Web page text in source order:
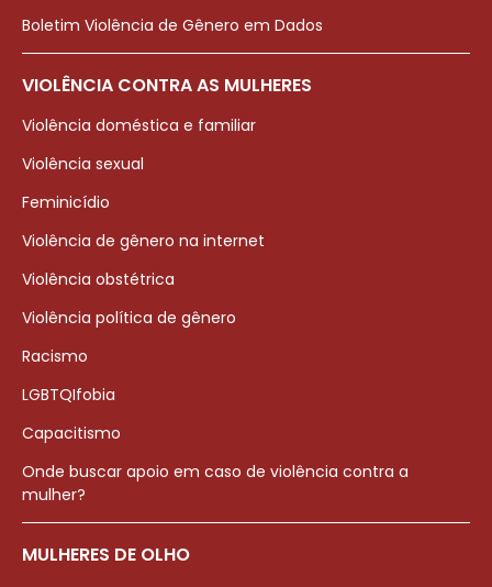
Boletim Violência de Gênero em Dados
VIOLÊNCIA CONTRA AS MULHERES
Violência doméstica e familiar
Violência sexual
Feminicídio
Violência de gênero na internet
Violência obstétrica
Violência política de gênero
Racismo
LGBTQIfobia
Capacitismo
Onde buscar apoio em caso de violência contra a
mulher?
MULHERES DE OLHO